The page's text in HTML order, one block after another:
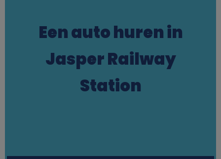
Een auto huren in
Jasper Railway
Station